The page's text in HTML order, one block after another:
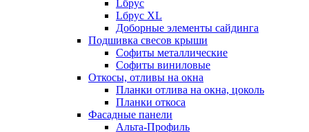
Lбрус
Lбрус XL
Доборные элементы сайдинга
Подшивка свесов крыши
Софиты металлические
Софиты виниловые
Откосы, отливы на окна
Планки отлива на окна, цоколь
Планки откоса
Фасадные панели
Альта-Профиль